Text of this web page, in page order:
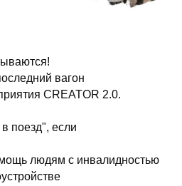
вагон
CREATOR 2.0.
поезд", если
людям с инвалидностью